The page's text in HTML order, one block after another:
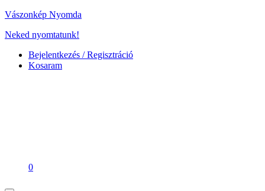
Vászonkép Nyomda
Neked nyomtatunk!
Bejelentkezés / Regisztráció
Kosaram
0